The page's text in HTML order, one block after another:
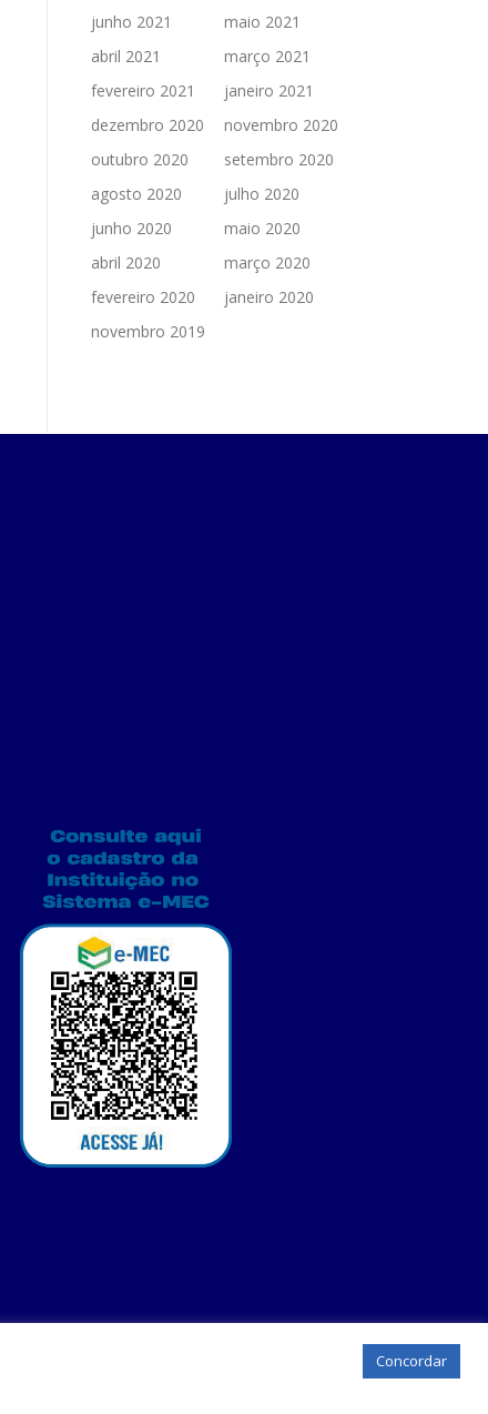
junho 2021
maio 2021
abril 2021
março 2021
fevereiro 2021
janeiro 2021
dezembro 2020
novembro 2020
outubro 2020
setembro 2020
agosto 2020
julho 2020
junho 2020
maio 2020
abril 2020
março 2020
fevereiro 2020
janeiro 2020
novembro 2019
Concordar